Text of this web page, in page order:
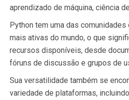
aprendizado de máquina, ciência
Python tem uma das
mais ativas do mundo, o que
recursos disponíveis, desde
fóruns de discussão e grupos de
Sua versatilidade também se
variedade de plataformas,